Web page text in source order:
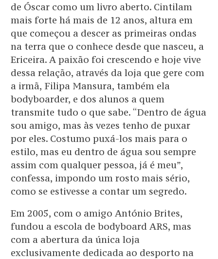
de Óscar como um livro aberto. Cintilam
mais forte há mais de 12 anos, altura em
que começou a descer as primeiras ondas
na terra que o conhece desde que nasceu, a
Ericeira. A paixão foi crescendo e hoje vive
dessa relação, através da loja que gere com
a irmã, Filipa Mansura, também ela
bodyboarder, e dos alunos a quem
transmite tudo o que sabe. “Dentro de água
sou amigo, mas às vezes tenho de puxar
por eles. Costumo puxá-los mais para o
estilo, mas eu dentro de água sou sempre
assim com qualquer pessoa, já é meu”,
confessa, impondo um rosto mais sério,
como se estivesse a contar um segredo.
Em 2005, com o amigo António Brites,
fundou a escola de bodyboard ARS, mas
com a abertura da única loja
exclusivamente dedicada ao desporto na